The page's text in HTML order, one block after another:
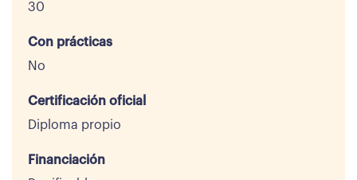
30
Con prácticas
No
Certificación oficial
Diploma propio
Financiación